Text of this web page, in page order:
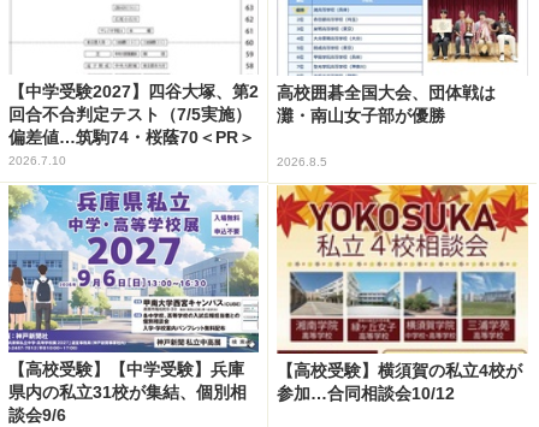
【中学受験2027】四谷大塚、第2
回合不合判定テスト（7/5実施）
偏差値…筑駒74・桜蔭70＜PR＞
2026.7.10
高校囲碁全国大会、団体戦は
灘・南山女子部が優勝
2026.8.5
【高校受験】【中学受験】兵庫
県内の私立31校が集結、個別相
談会9/6
【高校受験】横須賀の私立4校が
参加…合同相談会10/12